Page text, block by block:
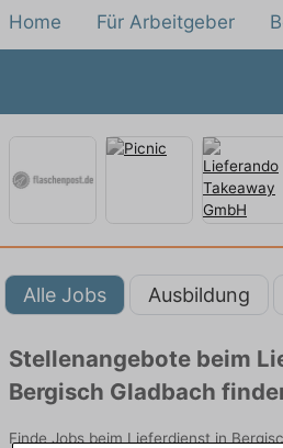
Home Für Arbeitgeber
Alle Jobs Ausbildung
Stellenangebote beim
Bergisch Gladbach
Finde Jobs beim Lieferdienst in